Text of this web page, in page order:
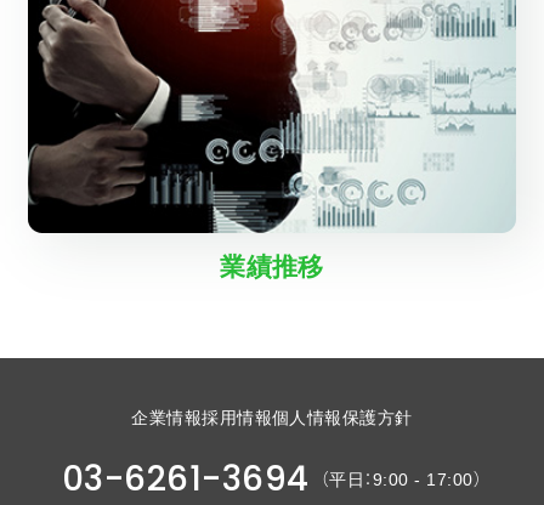
業績推移
企業情報採用情報個人情報保護方針
03-6261-3694 （平日：9:00 - 17:00）